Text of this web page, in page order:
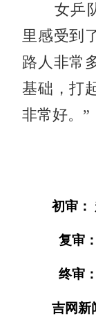
女乒队
里感受到
路人非常
基础，打
非常好。”
初审：
复审
终审
吉网新